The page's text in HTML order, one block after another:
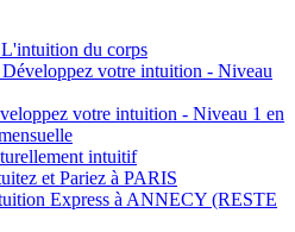
L'intuition du corps
votre intuition - Niveau
votre intuition - Niveau 1 en
intuitif
et Pariez à PARIS
Express à ANNECY (RESTE